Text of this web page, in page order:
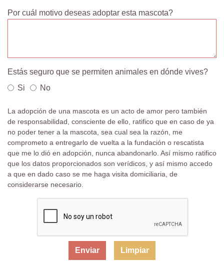
Por cuál motivo deseas adoptar esta mascota?
Estás seguro que se permiten animales en dónde vives?
Si
No
La adopción de una mascota es un acto de amor pero también
de responsabilidad, consciente de ello, ratifico que en caso de ya
no poder tener a la mascota, sea cual sea la razón, me
comprometo a entregarlo de vuelta a la fundación o rescatista
que me lo dió en adopción, nunca abandonarlo. Así mismo ratifico
que los datos proporcionados son verídicos, y así mismo accedo
a que en dado caso se me haga visita domiciliaria, de
considerarse necesario.
Limpiar